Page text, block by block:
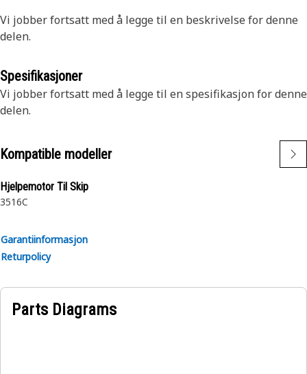
Vi jobber fortsatt med å legge til en beskrivelse for denne
delen.
Spesifikasjoner
Vi jobber fortsatt med å legge til en spesifikasjon for denne
delen.
Kompatible modeller
Hjelpemotor Til Skip
3516C
Garantiinformasjon
Returpolicy
Parts Diagrams